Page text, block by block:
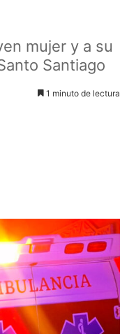
mujer y a su
Santiago
1 minuto de lectura